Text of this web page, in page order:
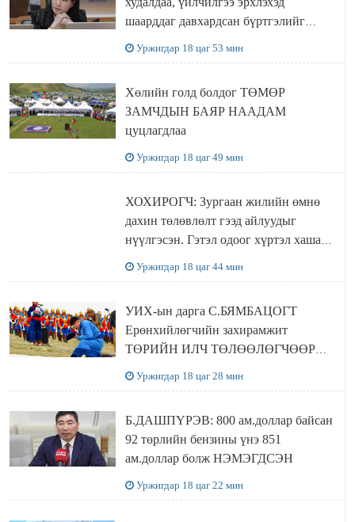
шаарддаг давхардсан бүртгэлийг
Уржигдар 18 цаг 53 мин
Хөлийн голд болдог ТӨМӨР
ЗАМЧДЫН БАЯР НААДАМ
цуцлагдлаа
Уржигдар 18 цаг 49 мин
ХОХИРОГЧ: Зургаан жилийн өмнө
дахин төлөвлөлт гээд айлуудыг
нүүлгэсэн. Гэтэл одоог хүртэл хашаа
Уржигдар 18 цаг 44 мин
УИХ-ын дарга С.БЯМБАЦОГТ
Ерөнхийлөгчийн захирамжит
ТӨРИЙН ИЛЧ ТӨЛӨӨЛӨГЧӨӨР
Уржигдар 18 цаг 28 мин
Б.ДАШПҮРЭВ: 800 ам.доллар байсан
92 төрлийн бензины үнэ 851
ам.доллар болж НЭМЭГДСЭН
Уржигдар 18 цаг 22 мин